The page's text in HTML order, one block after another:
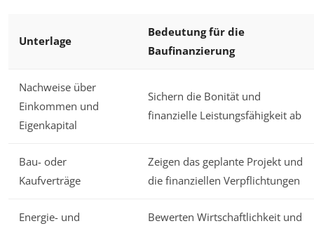
Unterlage
Bedeutung für die
Baufinanzierung
Nachweise über
Einkommen und
Eigenkapital
Sichern die Bonität und
finanzielle Leistungsfähigkeit ab
Bau- oder
Kaufverträge
Zeigen das geplante Projekt und
die finanziellen Verpflichtungen
Energie- und
Bewerten Wirtschaftlichkeit und